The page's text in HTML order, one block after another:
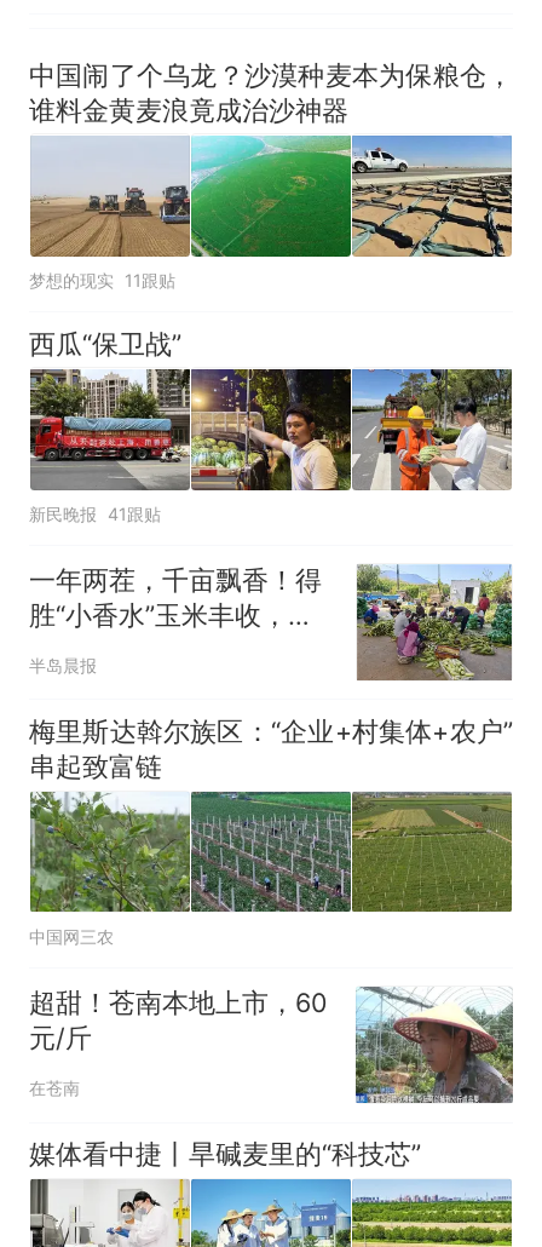
中国闹了个乌龙？沙漠种麦本为保粮仓，
谁料金黄麦浪竟成治沙神器
梦想的现实 11跟贴
西瓜“保卫战”
新民晚报 41跟贴
一年两茬，千亩飘香！得
胜“小香水”玉米丰收，从
田间直甜到餐桌
半岛晨报
梅里斯达斡尔族区：“企业+村集体+农户”
串起致富链
中国网三农
超甜！苍南本地上市，60
元/斤
在苍南
媒体看中捷丨旱碱麦里的“科技芯”